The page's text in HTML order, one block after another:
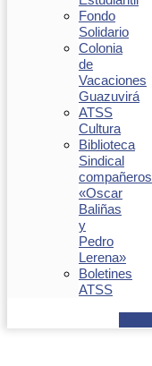
Fondo
Solidario
Colonia
de
Vacaciones
Guazuvirá
ATSS
Cultura
Biblioteca
Sindical
compañeros
«Oscar
Baliñas
y
Pedro
Lerena»
Boletines
ATSS